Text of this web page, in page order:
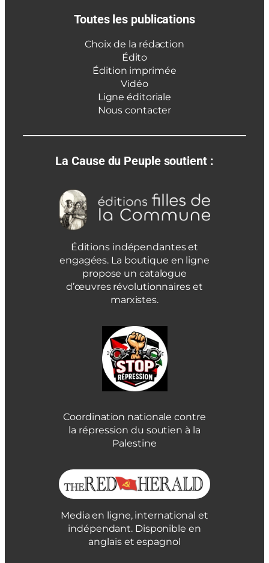
Toutes les publications
Choix de la rédaction
Édito
Édition imprimée
Vidéo
Ligne éditoriale
Nous contacter
La Cause du Peuple soutient :
Éditions indépendantes et
engagées. La boutique en ligne
propose un catalogue
d’œuvres révolutionnaires et
marxistes.
Coordination nationale contre
la répression du soutien à la
Palestine
Media en ligne, international et
indépendant. Disponible en
anglais et espagnol